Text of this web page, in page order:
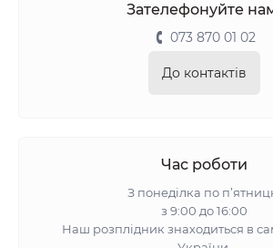
Зателефонуйте
073 870 01 02
До контактів
Час роботи
З понеділка по
з 9:00 до 16:00
Наш розплідник знаходиться в